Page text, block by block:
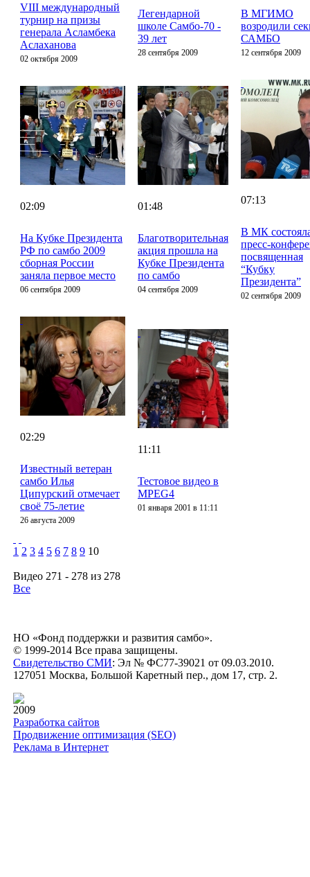
VIII международный
турнир на призы
генерала Асламбека
Аслаханова
02 октября 2009
Легендарной
школе Самбо-70 -
39 лет
28 сентября 2009
В МГИМО
возродили
САМБО
12 сентября 2009
02:09
На Кубке Президента
РФ по самбо 2009
сборная России
заняла первое место
06 сентября 2009
01:48
Благотворительная
акция прошла на
Кубке Президента
по самбо
04 сентября 2009
07:13
В МК
пресс-
посвященная
“Кубку
Президента”
02 сентября 2009
02:29
Известный ветеран
самбо Илья
Ципурский отмечает
своё 75-летие
26 августа 2009
11:11
Тестовое видео в
MPEG4
01 января 2001 в 11:11
1 2 3 4 5 6 7 8 9 10
Видео 271 - 278 из 278
Все
НО «Фонд поддержки и развития самбо».
© 1999-2014 Все права защищены.
Свидетельство СМИ: Эл № ФС77-39021 от 09.03.2010.
127051 Москва, Большой Каретный пер., дом 17, стр. 2.
2009
Разработка сайтов
Продвижение оптимизация (SEO)
Реклама в Интернет